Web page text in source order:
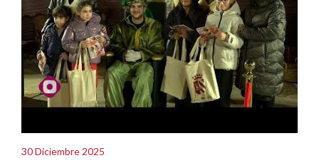
30 Diciembre 2025